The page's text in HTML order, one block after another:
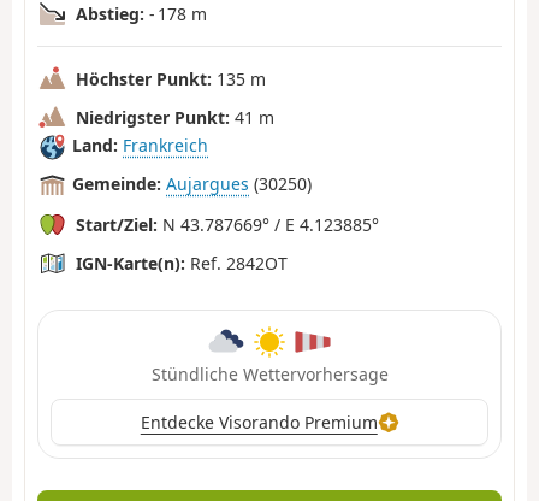
Abstieg: - 178 m
Höchster Punkt: 135 m
Niedrigster Punkt: 41 m
Land: Frankreich
Gemeinde: Aujargues (30250)
Start/Ziel: N 43.787669° / E 4.123885°
IGN-Karte(n): Ref. 2842OT
Stündliche Wettervorhersage
Entdecke Visorando Premium